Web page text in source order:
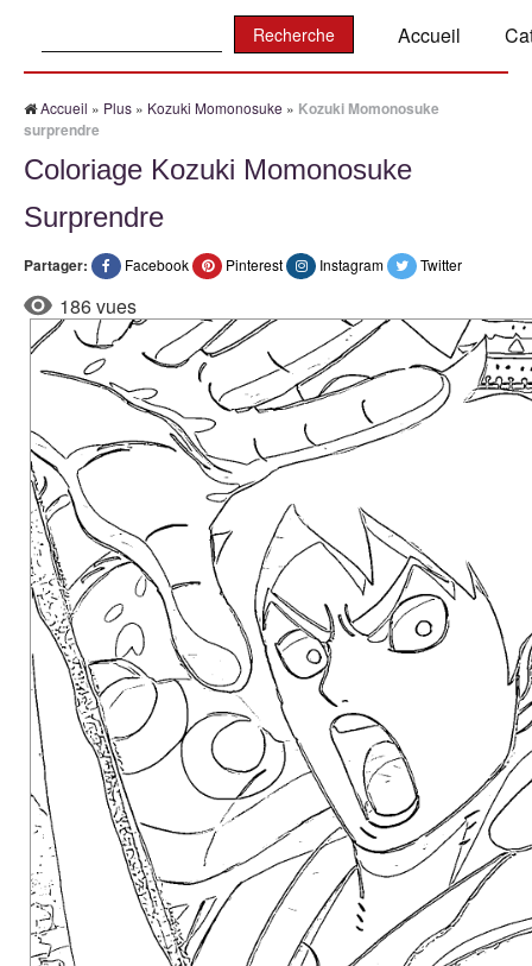
Accueil
Accueil » Plus » Kozuki Momonosuke » Kozuki Momonosuke
surprendre
Coloriage Kozuki Momonosuke
Surprendre
Partager: Facebook Pinterest Instagram Twitter
186 vues